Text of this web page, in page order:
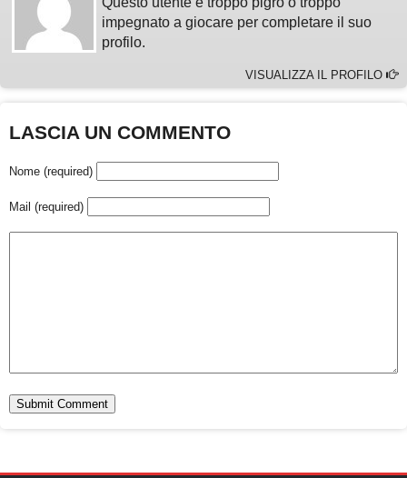
impegnato a giocare per completare il suo
profilo.
VISUALIZZA IL PROFILO
LASCIA UN COMMENTO
Nome (required)
Mail (required)